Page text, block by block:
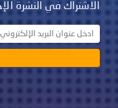
في النشرة الإخبارية